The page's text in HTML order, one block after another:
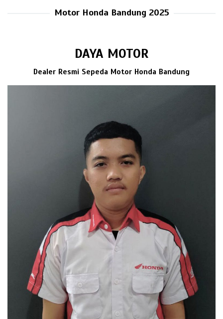
Motor Honda Bandung 2025
DAYA MOTOR
Dealer Resmi Sepeda Motor Honda Bandung